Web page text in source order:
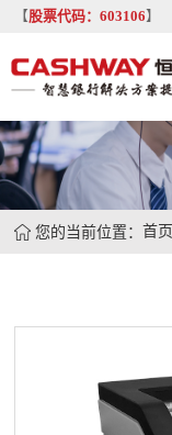
【股票代码：603106】
您的当前位置：首页